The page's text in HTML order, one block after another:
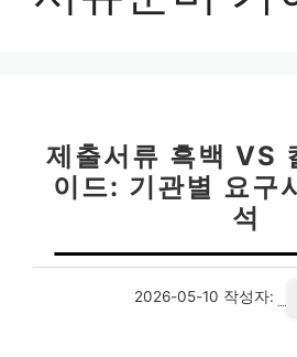
제출서류 흑백 VS
이드: 기관별 요구
석
2026-05-10 작성자: